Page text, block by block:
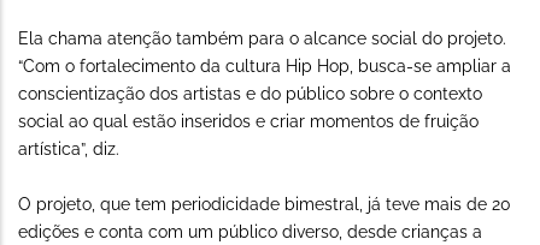
Ela chama atenção também para o alcance social do projeto.
“Com o fortalecimento da cultura Hip Hop, busca-se ampliar a
conscientização dos artistas e do público sobre o contexto
social ao qual estão inseridos e criar momentos de fruição
artística”, diz.
O projeto, que tem periodicidade bimestral, já teve mais de 20
edições e conta com um público diverso, desde crianças a